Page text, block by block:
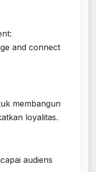
and connect
membangun
loyalitas.
audiens